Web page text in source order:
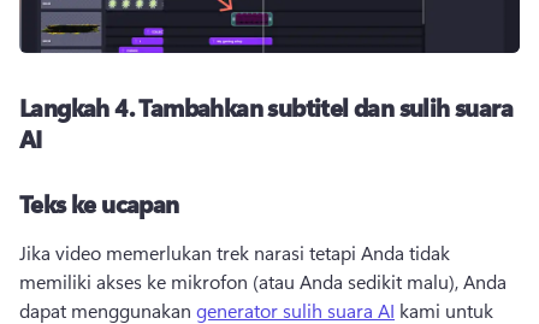
Langkah 4.Tambahkan subtitel dan sulih suara
AI
Teks ke ucapan
Jika video memerlukan trek narasi tetapi Anda tidak
memiliki akses ke mikrofon (atau Anda sedikit malu), Anda
dapat menggunakan generator sulih suara AI kami untuk